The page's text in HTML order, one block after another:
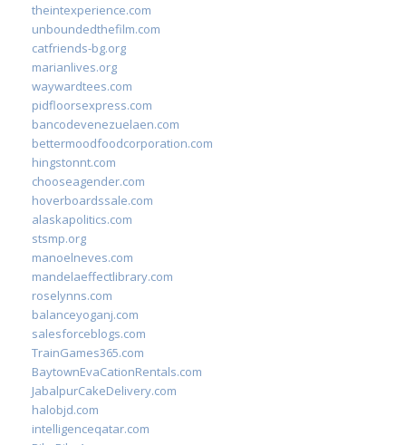
theintexperience.com
unboundedthefilm.com
catfriends-bg.org
marianlives.org
waywardtees.com
pidfloorsexpress.com
bancodevenezuelaen.com
bettermoodfoodcorporation.com
hingstonnt.com
chooseagender.com
hoverboardssale.com
alaskapolitics.com
stsmp.org
manoelneves.com
mandelaeffectlibrary.com
roselynns.com
balanceyoganj.com
salesforceblogs.com
TrainGames365.com
BaytownEvaCationRentals.com
JabalpurCakeDelivery.com
halobjd.com
intelligenceqatar.com